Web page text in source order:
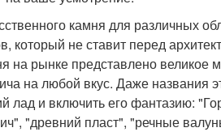
камня для различных
который не ставит перед
на рынке представлено великое
на любой вкус. Даже названия
лад и включить его фантазию:
"древний пласт", "речные